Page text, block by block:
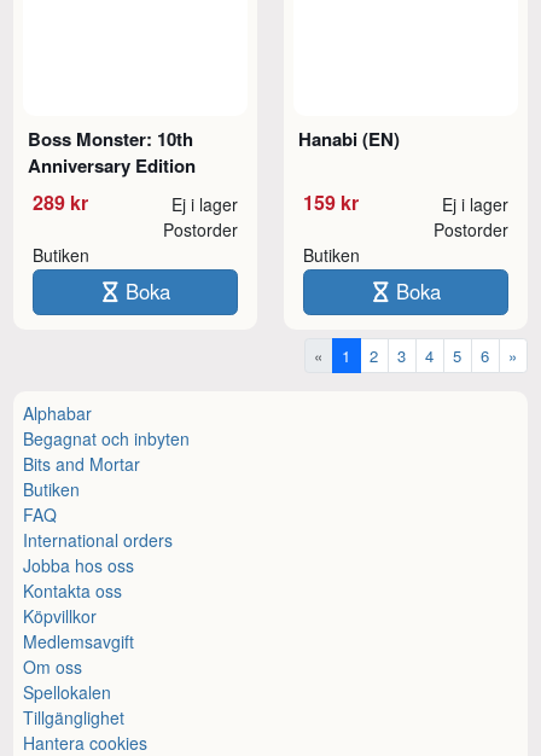
Boss Monster: 10th
Anniversary Edition
289 kr Ej i lager
Butiken
Postorder
Boka
Hanabi (EN)
159 kr Ej i lager
Butiken
Postorder
Boka
« 1 2 3 4 5 6 »
Alphabar
Begagnat och inbyten
Bits and Mortar
Butiken
FAQ
International orders
Jobba hos oss
Kontakta oss
Köpvillkor
Medlemsavgift
Om oss
Spellokalen
Tillgänglighet
Hantera cookies